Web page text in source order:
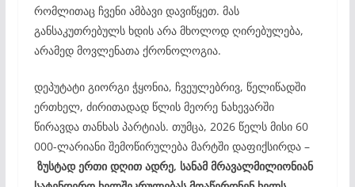
რომლითაც ჩვენი ამბავი დავიწყეთ. მას
განსაკუთრებულს ხდის არა მხოლოდ ღირებულება,
არამედ მოვლენათა ქრონოლოგია.
დეპუტატი გიორგი ჭყონია, ჩვეულებრივ, წელიწადში
ერთხელ, ძირითადად წლის მეორე ნახევარში
წირავდა თანხას პარტიას. თუმცა, 2026 წელს მისი 60
000-ლარიანი შემოწირულება მარტში დაფიქსირდა –
ზუსტად ერთი დღით ადრე, სანამ მრავალმილიონიან